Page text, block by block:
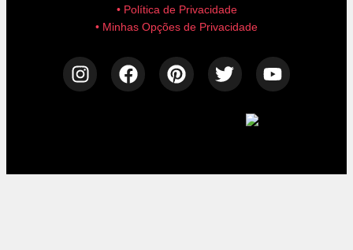
• Política de Privacidade
• Minhas Opções de Privacidade